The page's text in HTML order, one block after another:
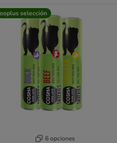
selección
6 opciones